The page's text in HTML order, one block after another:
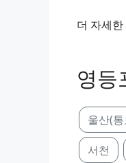
더 자세
영등
울산(
서천